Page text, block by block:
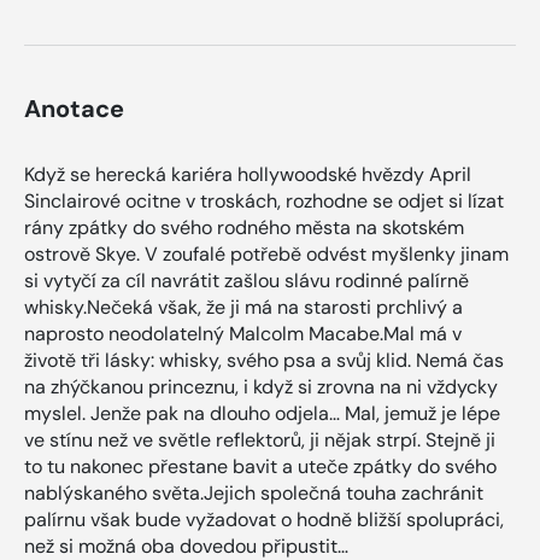
Anotace
Když se herecká kariéra hollywoodské hvězdy April
Sinclairové ocitne v troskách, rozhodne se odjet si lízat
rány zpátky do svého rodného města na skotském
ostrově Skye. V zoufalé potřebě odvést myšlenky jinam
si vytyčí za cíl navrátit zašlou slávu rodinné palírně
whisky.Nečeká však, že ji má na starosti prchlivý a
naprosto neodolatelný Malcolm Macabe.Mal má v
životě tři lásky: whisky, svého psa a svůj klid. Nemá čas
na zhýčkanou princeznu, i když si zrovna na ni vždycky
myslel. Jenže pak na dlouho odjela… Mal, jemuž je lépe
ve stínu než ve světle reflektorů, ji nějak strpí. Stejně ji
to tu nakonec přestane bavit a uteče zpátky do svého
nablýskaného světa.Jejich společná touha zachránit
palírnu však bude vyžadovat o hodně bližší spolupráci,
než si možná oba dovedou připustit…